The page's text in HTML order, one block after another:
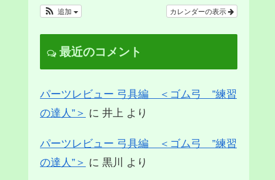
カレンダーの表示
追加
最近のコメント
パーツレビュー 弓具編 ＜ゴム弓 ”練習
の達人”＞ に 井上 より
パーツレビュー 弓具編 ＜ゴム弓 ”練習
の達人”＞ に 黒川 より